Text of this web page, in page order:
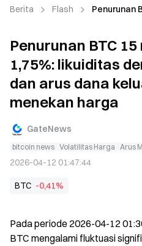
Berita Flash Penurunan
Penurunan BTC
1,75%: likuiditas
dan arus dana
menekan harga
GateNews
bitcoin news Volatilitas Harga Arus
2026-04-12 01:47:44
BTC -0,41%
Pada periode 2026-04-12
BTC mengalami fluktuasi